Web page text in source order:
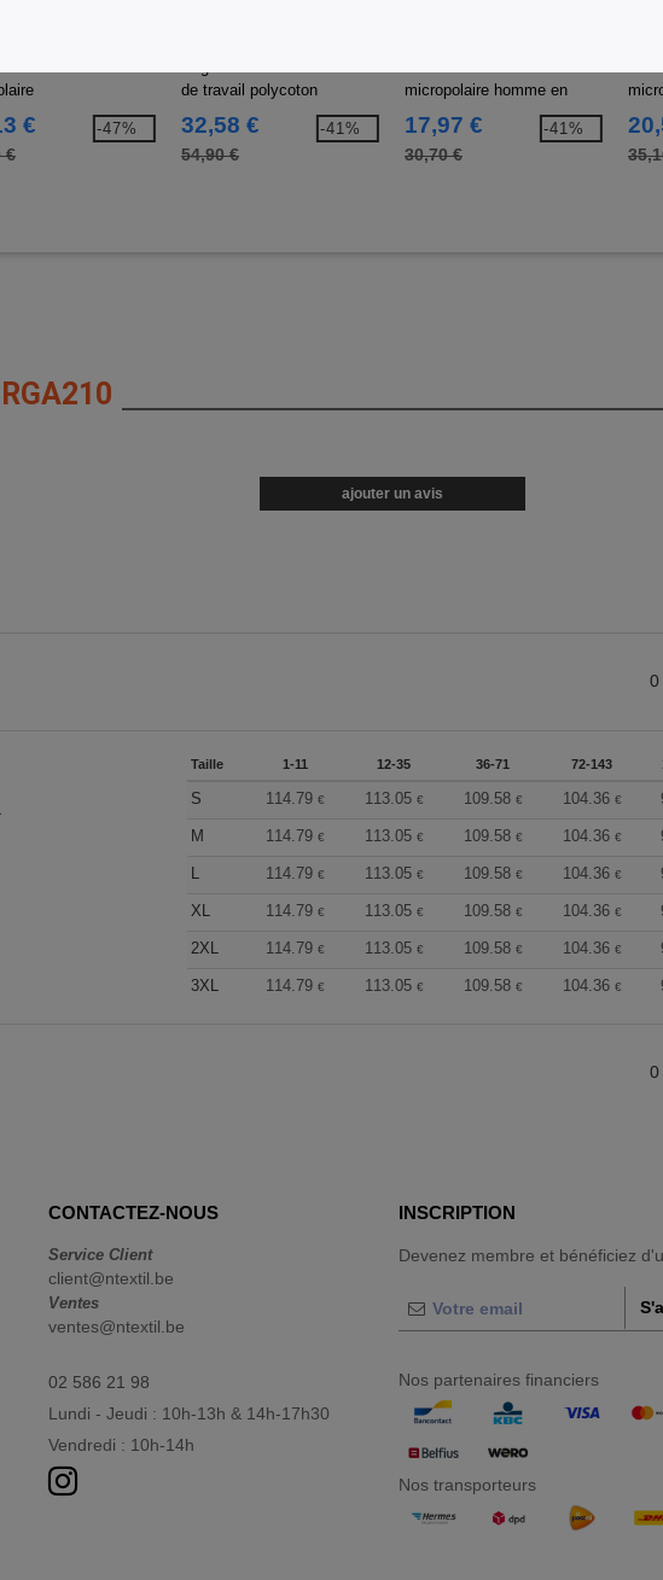
€
€
-47%
de travail polycoton
32,58 €
54,90 €
-41%
micropolaire homme en
17,97 €
30,70 €
-41%
ajouter un avis
0
Taille 1-11 12-35 36-71 72-143
S 114.79 € 113.05 € 109.58 € 104.36 €
M 114.79 € 113.05 € 109.58 € 104.36 €
L 114.79 € 113.05 € 109.58 € 104.36 €
XL 114.79 € 113.05 € 109.58 € 104.36 €
2XL 114.79 € 113.05 € 109.58 € 104.36 €
3XL 114.79 € 113.05 € 109.58 € 104.36 €
0
CONTACTEZ-NOUS
Service Client
client@ntextil.be
Ventes
ventes@ntextil.be
02 586 21 98
Lundi - Jeudi : 10h-13h & 14h-17h30
Vendredi : 10h-14h
INSCRIPTION
Devenez membre et bénéficiez
Nos partenaires financiers
Nos transporteurs